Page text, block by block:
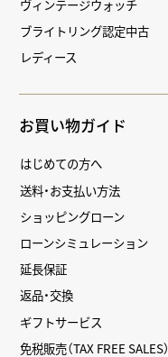
ヴィンテージウォッチ
ブライトリング認定中古
レディース
お買い物ガイド
はじめての方へ
送料・お支払い方法
ショッピングローン
ローンシミュレーション
延長保証
返品・交換
ギフトサービス
免税販売（TAX FREE SALES）